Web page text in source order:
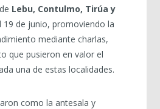
Lebu, Contulmo, Tirúa y
19 de junio, promoviendo la
mediante charlas,
que pusieron en valor el
una de estas localidades.
como la antesala y